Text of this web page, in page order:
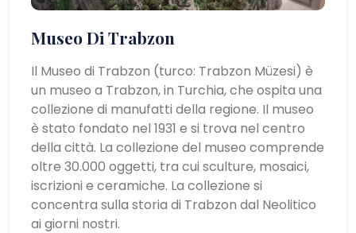
Museo Di Trabzon
Il Museo di Trabzon (turco: Trabzon Müzesi) è
un museo a Trabzon, in Turchia, che ospita una
collezione di manufatti della regione. Il museo
è stato fondato nel 1931 e si trova nel centro
della città. La collezione del museo comprende
oltre 30.000 oggetti, tra cui sculture, mosaici,
iscrizioni e ceramiche. La collezione si
concentra sulla storia di Trabzon dal Neolitico
ai giorni nostri.